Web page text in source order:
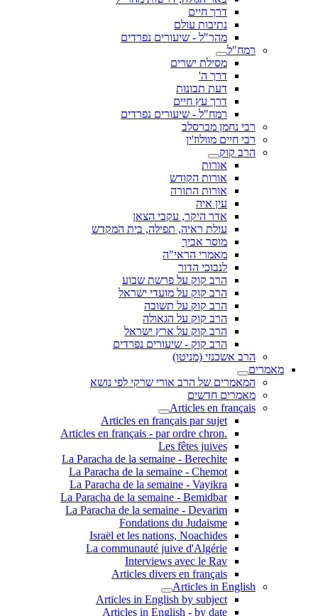
דרך חיים
נתיבות עולם
מהר"ל - שיעורים נפרדים
רמח"ל
מסילת ישרים
דרך ה'
דעת תבונות
דרך עץ חיים
רמח"ל - שיעורים נפרדים
רבי נחמן מברסלב
רבי חיים מוולוז'ין
הרב קוק
אורות
אורות הקודש
אורות התורה
עין איה
אדר היקר, עקבי הצאן
עולת ראיה, תפילה, בית המקדש
מוסר אביך
מאמרי הראי"ה
לנבוכי הדור
הרב קוק על פרשת שבוע
הרב קוק על מועדי ישראל
הרב קוק על תשובה
הרב קוק על הגאולה
הרב קוק על ארץ ישראל
הרב קוק - שיעורים נפרדים
הרב אשכנזי (מניטו)
מאמרים
המאמרים של הרב אורי שרקי לפי נושא
מאמרים חדשים
Articles en français
Articles en français par sujet
.Articles en français - par ordre chron
Les fêtes juives
La Paracha de la semaine - Berechite
La Paracha de la semaine - Chemot
La Paracha de la semaine - Vayikra
La Paracha de la semaine - Bemidbar
La Paracha de la semaine - Devarim
Fondations du Judaisme
Israël et les nations, Noachides
La communauté juive d'Algérie
Interviews avec le Rav
Articles divers en français
Articles in English
Articles in English by subject
Articles in English - by date